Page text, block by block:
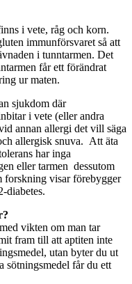
i vete, råg och korn.
immunförsvaret så att
i tunntarmen. Det
får ett förändrat
ur maten.
sjukdom där
i vete (eller andra
annan allergi det vill säga
allergisk snuva. Att äta
har inga
eller tarmen dessutom
forskning visar förebygger
diabetes.
vikten om man tar
fram till att aptiten inte
utan byter du ut
sötningsmedel får du ett